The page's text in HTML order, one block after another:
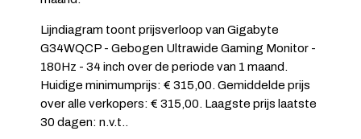
Lijndiagram toont prijsverloop van Gigabyte
G34WQCP - Gebogen Ultrawide Gaming Monitor -
180Hz - 34 inch over de periode van 1 maand.
Huidige minimumprijs: € 315,00. Gemiddelde prijs
over alle verkopers: € 315,00. Laagste prijs laatste
30 dagen: n.v.t..